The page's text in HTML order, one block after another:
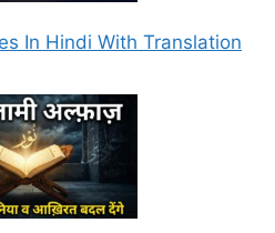
In Hindi With Translation